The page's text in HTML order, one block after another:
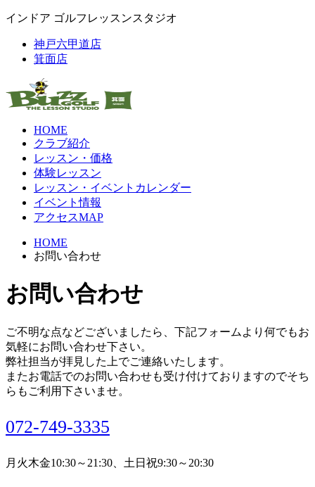
インドア ゴルフレッスンスタジオ
神戸六甲道店
箕面店
HOME
クラブ紹介
レッスン・価格
体験レッスン
レッスン・イベントカレンダー
イベント情報
アクセスMAP
HOME
お問い合わせ
お問い合わせ
ご不明な点などございましたら、下記フォームより何でもお
気軽にお問い合わせ下さい。
弊社担当が拝見した上でご連絡いたします。
またお電話でのお問い合わせも受け付けておりますのでそち
らもご利用下さいませ。
072-749-3335
月火木金10:30～21:30、土日祝9:30～20:30